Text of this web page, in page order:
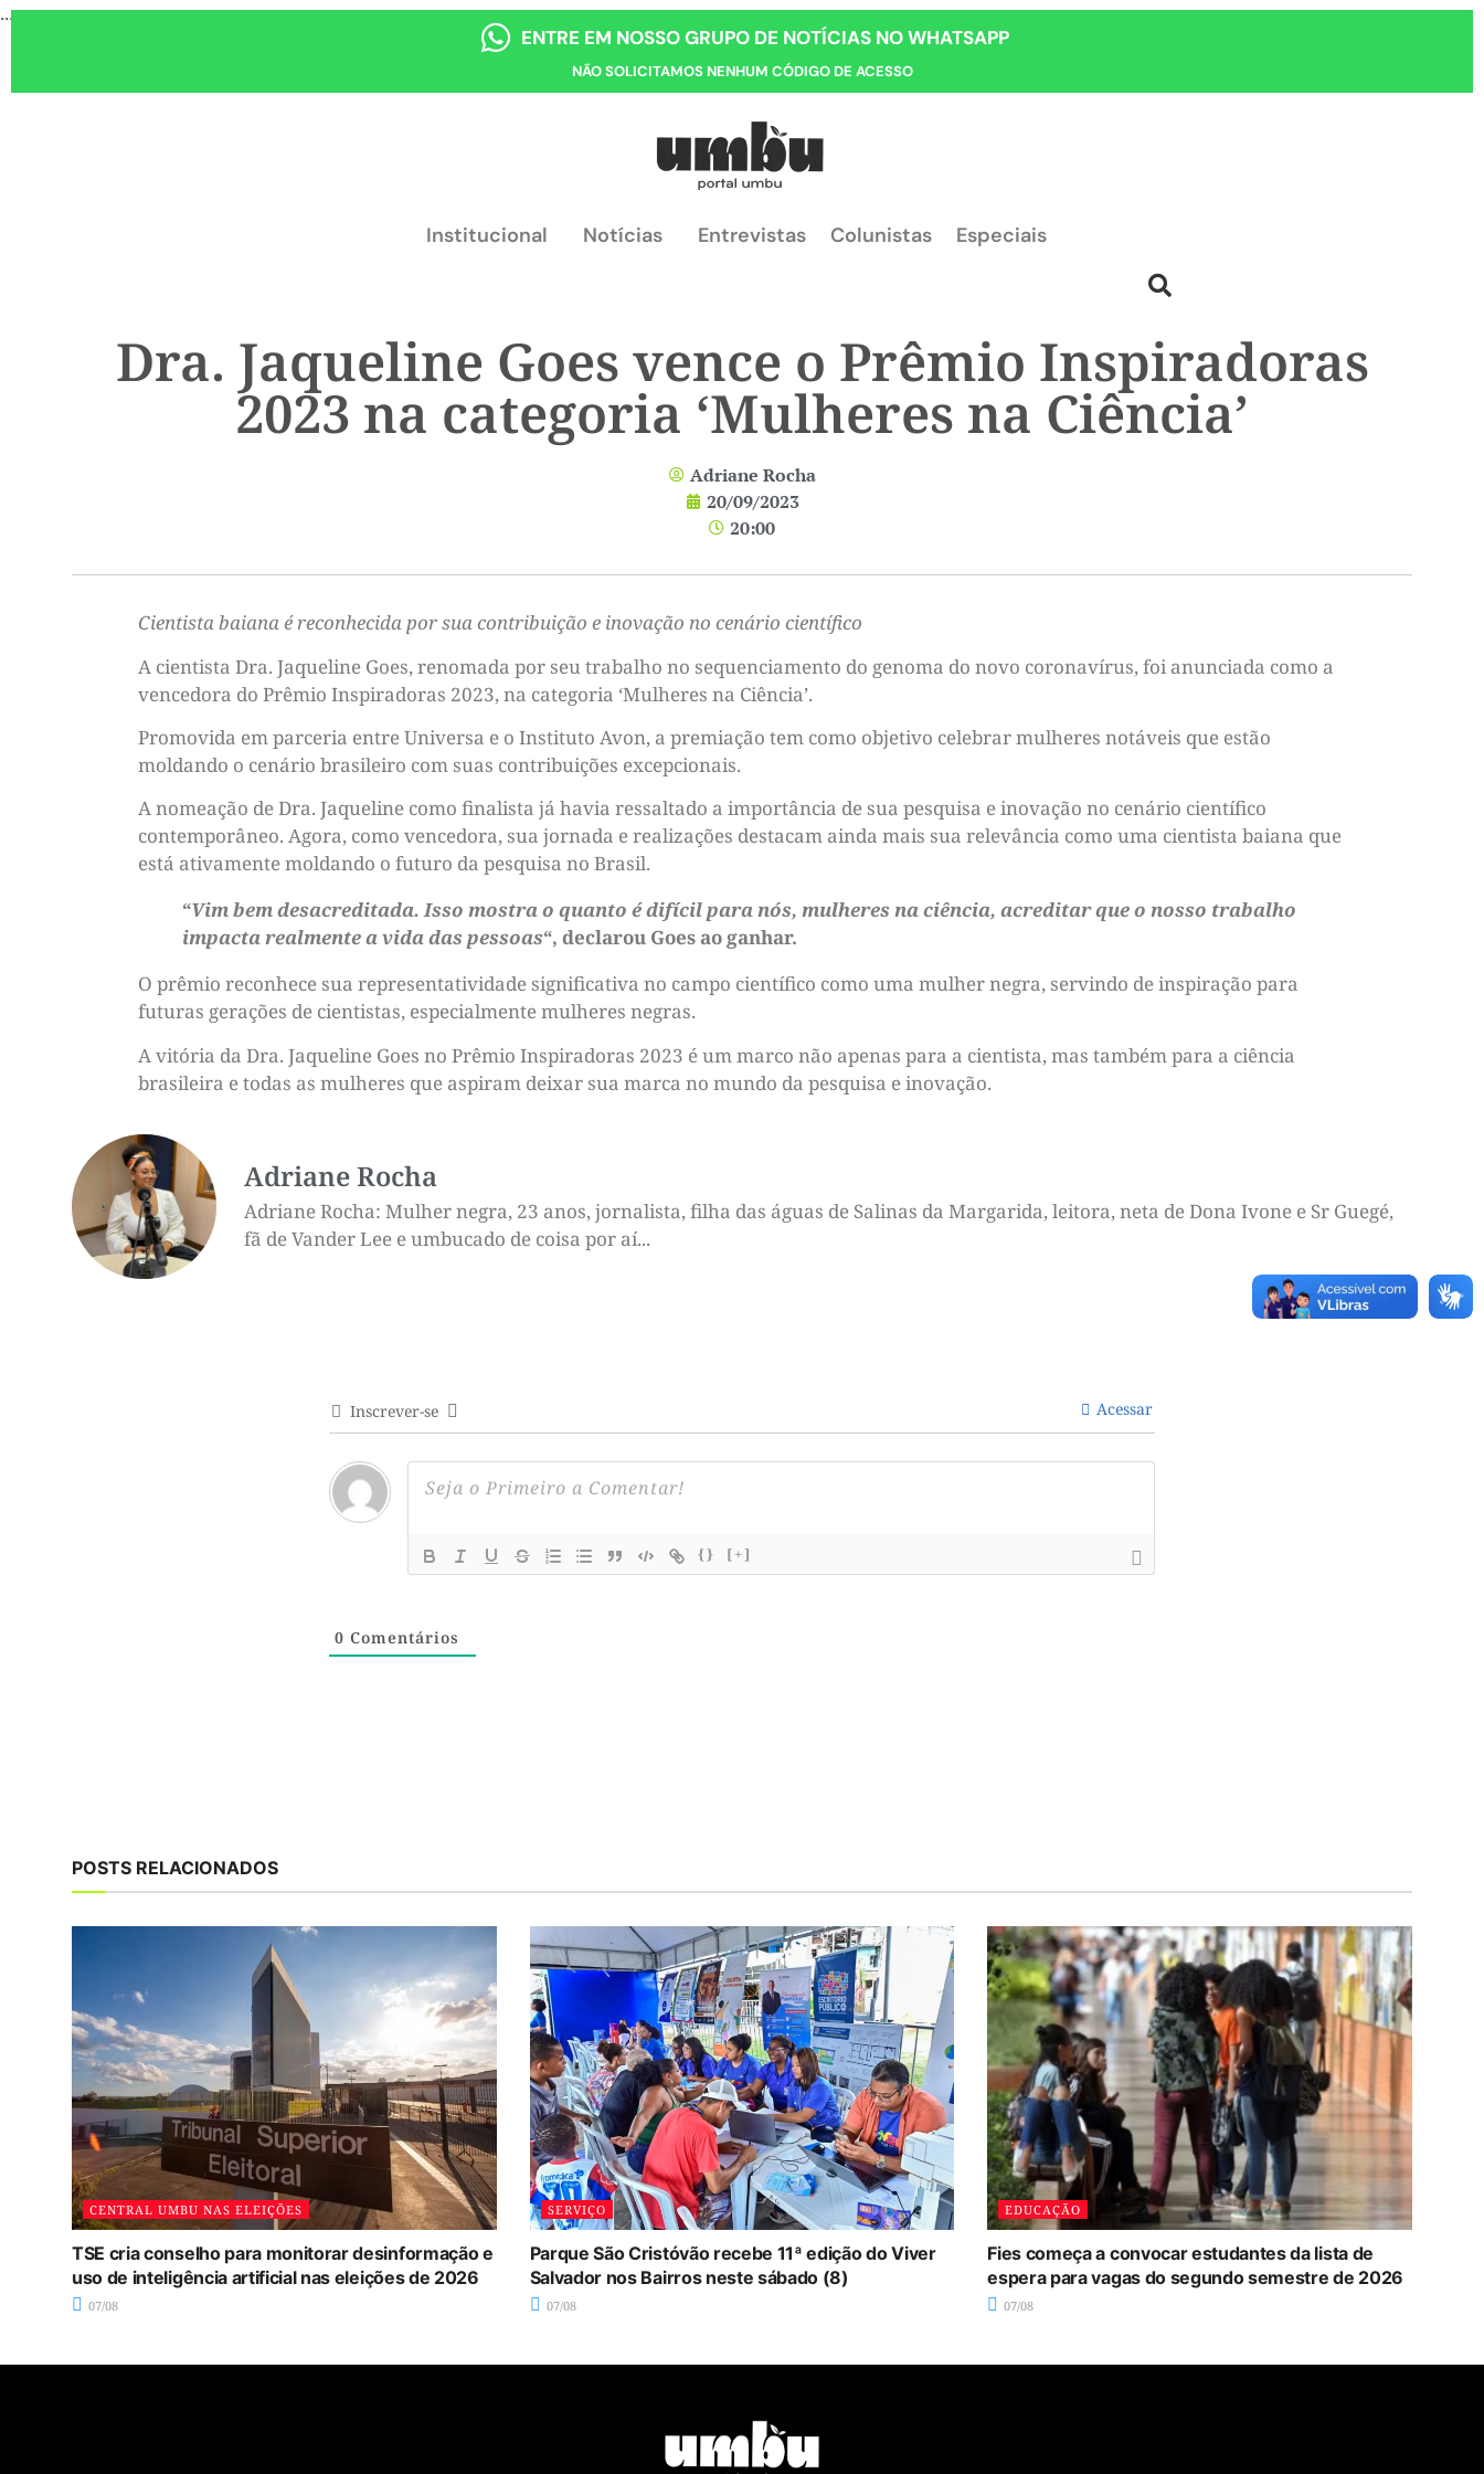
...
ENTRE EM NOSSO GRUPO DE NOTÍCIAS NO WHATSAPP
NÃO SOLICITAMOS NENHUM CÓDIGO DE ACESSO
Institucional Notícias Entrevistas Colunistas Especiais
Dra. Jaqueline Goes vence o Prêmio Inspiradoras
2023 na categoria ‘Mulheres na Ciência’
Adriane Rocha
20/09/2023
20:00
Cientista baiana é reconhecida por sua contribuição e inovação no cenário científico
A cientista Dra. Jaqueline Goes, renomada por seu trabalho no sequenciamento do genoma do novo coronavírus, foi anunciada como a
vencedora do Prêmio Inspiradoras 2023, na categoria ‘Mulheres na Ciência’.
Promovida em parceria entre Universa e o Instituto Avon, a premiação tem como objetivo celebrar mulheres notáveis que estão
moldando o cenário brasileiro com suas contribuições excepcionais.
A nomeação de Dra. Jaqueline como finalista já havia ressaltado a importância de sua pesquisa e inovação no cenário científico
contemporâneo. Agora, como vencedora, sua jornada e realizações destacam ainda mais sua relevância como uma cientista baiana que
está ativamente moldando o futuro da pesquisa no Brasil.
“Vim bem desacreditada. Isso mostra o quanto é difícil para nós, mulheres na ciência, acreditar que o nosso trabalho
impacta realmente a vida das pessoas“, declarou Goes ao ganhar.
O prêmio reconhece sua representatividade significativa no campo científico como uma mulher negra, servindo de inspiração para
futuras gerações de cientistas, especialmente mulheres negras.
A vitória da Dra. Jaqueline Goes no Prêmio Inspiradoras 2023 é um marco não apenas para a cientista, mas também para a ciência
brasileira e todas as mulheres que aspiram deixar sua marca no mundo da pesquisa e inovação.
Adriane Rocha
Adriane Rocha: Mulher negra, 23 anos, jornalista, filha das águas de Salinas da Margarida, leitora, neta de Dona Ivone e Sr Guegé,
fã de Vander Lee e umbucado de coisa por aí...
Inscrever-se Acessar
{} [+]
0 Comentários
POSTS RELACIONADOS
CENTRAL UMBU NAS ELEIÇÕES
TSE cria conselho para monitorar desinformação e
uso de inteligência artificial nas eleições de 2026
07/08
SERVIÇO
Parque São Cristóvão recebe 11ª edição do Viver
Salvador nos Bairros neste sábado (8)
07/08
EDUCAÇÃO
Fies começa a convocar estudantes da lista de
espera para vagas do segundo semestre de 2026
07/08